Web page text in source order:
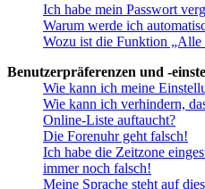
Ich habe mein Passwort
Warum werde ich
Wozu ist die Funktion „Alle
Benutzerpräferenzen und -
Wie kann ich meine
Wie kann ich verhindern,
Online-Liste auftaucht?
Die Forenuhr geht falsch!
Ich habe die Zeitzone
immer noch falsch!
Meine Sprache steht auf